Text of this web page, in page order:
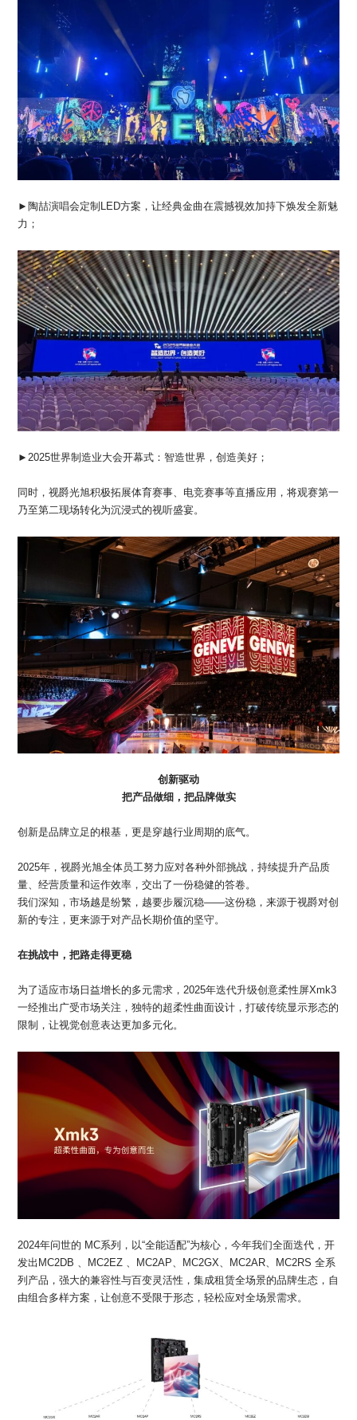
►陶喆演唱会定制LED方案，让经典金曲在震撼视效加持下焕发全新魅
力；
►2025世界制造业大会开幕式：智造世界，创造美好；
同时，视爵光旭积极拓展体育赛事、电竞赛事等直播应用，将观赛第一
乃至第二现场转化为沉浸式的视听盛宴。
创新驱动
把产品做细，把品牌做实
创新是品牌立足的根基，更是穿越行业周期的底气。
2025年，视爵光旭全体员工努力应对各种外部挑战，持续提升产品质
量、经营质量和运作效率，交出了一份稳健的答卷。
我们深知，市场越是纷繁，越要步履沉稳——这份稳，来源于视爵对创
新的专注，更来源于对产品长期价值的坚守。
在挑战中，把路走得更稳
为了适应市场日益增长的多元需求，2025年迭代升级创意柔性屏Xmk3
一经推出广受市场关注，独特的超柔性曲面设计，打破传统显示形态的
限制，让视觉创意表达更加多元化。
2024年问世的 MC系列，以“全能适配”为核心，今年我们全面迭代，开
发出MC2DB 、MC2EZ 、MC2AP、MC2GX、MC2AR、MC2RS 全系
列产品，强大的兼容性与百变灵活性，集成租赁全场景的品牌生态，自
由组合多样方案，让创意不受限于形态，轻松应对全场景需求。